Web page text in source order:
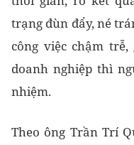
trạng đùn đẩy, né
công việc chậm
doanh nghiệp thì
nhiệm.
Theo ông Trần Trí